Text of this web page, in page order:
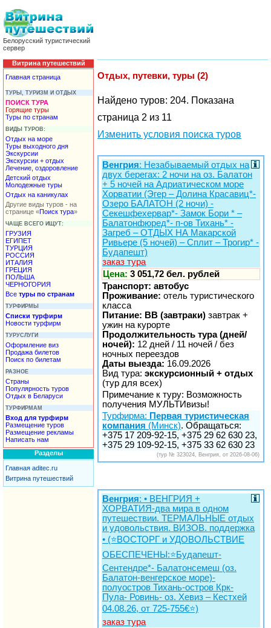
Белорусский туристический
сервер
Витрина путешествий
Главная страница
ТУРЫ, ТУРИЗМ И ОТДЫХ
ПОИСК ТУРА
Горящие туры
Туры по странам
ВИДЫ ТУРОВ:
Отдых на море
Туры выходного дня
Экскурсии
Экскурсии + отдых
Лечение, оздоровление
Детский отдых
Молодежные туры
Отдых на каникулах
Другие виды туров - на
странице «Поиск тура»
ЧАЩЕ ВСЕГО ИЩУТ:
ГРУЗИЯ
ЕГИПЕТ
ТУРЦИЯ
РОССИЯ
ИТАЛИЯ
ГРЕЦИЯ
ПОЛЬША
ЧЕРНОГОРИЯ
Все туры по странам
ТУРФИРМЫ
Списки турфирм
Новости турфирм
ТУРУСЛУГИ
Оформление виз
Продажа билетов
Поиск по билетам
РАЗНОЕ
Страны
Популярность туров
Отдых в Беларуси
ТУРФИРМАМ
Вход для турфирм
Размещение туров
Размещение рекламы
Написать нам
Разделы
Главная aditec.ru
Витрина путешествий
Отдых, путевки, туры (2)
Найдено туров: 204. Показана
страница 2 из 11
Изменить условия поиска туров
Венгрия: Незабываемый отдых на
двух берегах: 2 ночи на оз. Балатон
+ 5 ночей на Адриатическом море
Хорватии (Эгер – Долина Красавиц*-
Озеро БАЛАТОН (2 ночи) -
Секешфехервар*- Замок Бори * –
Балатонфюред*- п-ов Тихань* -
Загреб – ОТДЫХ НА Макарской
Ривьере (5 ночей) – Сплит – Трогир* -
Будапешт)
заказ тура
Цена: 3 051,72 бел. рублей
Транспорт: автобус
Проживание: отель туристического
класса
Питание: BB (завтраки) завтрак +
ужин на курорте
Продолжительность тура (дней/
ночей): 12 дней / 11 ночей / без
ночных переездов
Даты выезда: 16.09.2026
Вид тура: экскурсионный + отдых
(тур для всех)
Примечание к туру: Возможность
получения МУЛЬТИвизы!
Турфирма: Первая туристическая
компания (Минск). Обращаться:
+375 17 209-92-15, +375 29 62 630 23,
+375 29 109-92-15, +375 33 62 630 23
(тур № 323024, Венгрия, от 2026-08-06)
Венгрия: • ВЕНГРИЯ +
ХОРВАТИЯ-два мира в одном
путешествии. ТЕРМАЛЬНЫЕ отдых
и удовольствия. ВИЗОВ. поддержка
• (⭐ВОСТОРГ и УДОВОЛЬСТВИЕ
ОБЕСПЕЧЕНЫ:⭐Будапешт-
Сентендре*- Балатонсемеш (оз.
Балатон-венгерское море)-
полуостров Тихань-остров Крк-
Пула- Ровинь- оз. Хевиз – Кестхей
04.08.26, от 725-755€⭐)
заказ тура